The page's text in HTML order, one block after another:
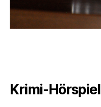
Krimi-Hörspiel